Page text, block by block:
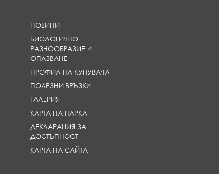
НОВИНИ
БИОЛОГИЧНО
РАЗНООБРАЗИЕ И
ОПАЗВАНЕ
ПРОФИЛ НА КУПУВАЧА
ПОЛЕЗНИ ВРЪЗКИ
ГАЛЕРИЯ
КАРТА НА ПАРКА
ДЕКЛАРАЦИЯ ЗА
ДОСТЪПНОСТ
КАРТА НА САЙТА